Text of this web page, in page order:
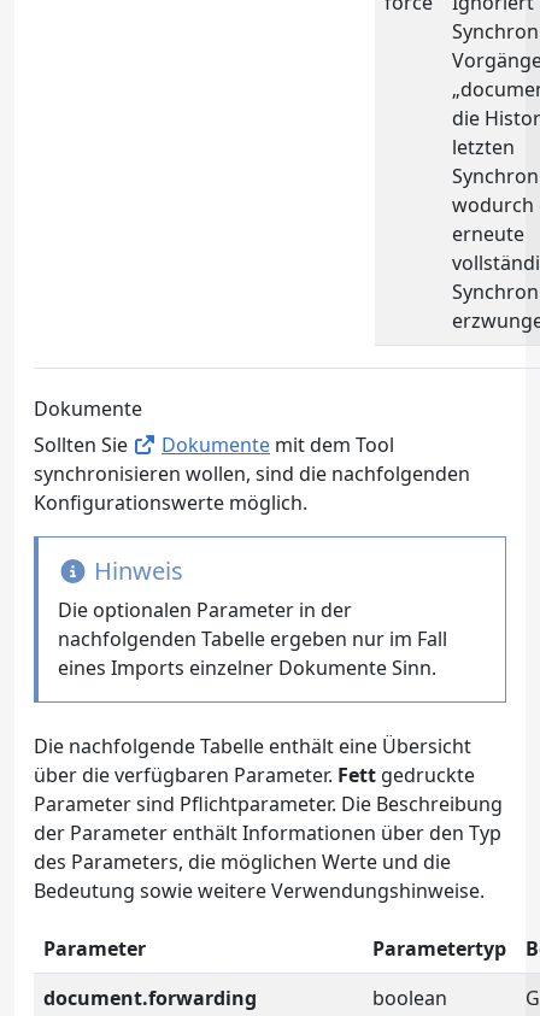
die
letzten
wodurch
erneute
Dokumente
Sollten Sie
Dokumente mit dem Tool
synchronisieren wollen, sind die nachfolgenden
Konfigurationswerte möglich.
Hinweis
Die optionalen Parameter in der
nachfolgenden Tabelle ergeben nur im Fall
eines Imports einzelner Dokumente Sinn.
Die nachfolgende Tabelle enthält eine Übersicht
über die verfügbaren Parameter. Fett gedruckte
Parameter sind Pflichtparameter. Die Beschreibung
der Parameter enthält Informationen über den Typ
des Parameters, die möglichen Werte und die
Bedeutung sowie weitere Verwendungshinweise.
Parameter Parametertyp
document.forwarding
boolean